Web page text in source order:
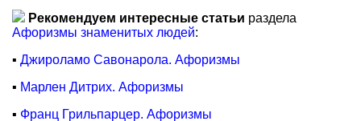
Рекомендуем интересные статьи раздела
Афоризмы знаменитых людей:
▪ Джироламо Савонарола. Афоризмы
▪ Марлен Дитрих. Афоризмы
▪ Франц Грильпарцер. Афоризмы